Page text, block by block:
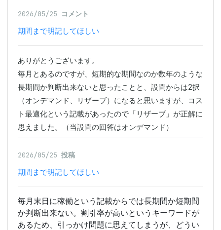
2026/05/25 コメント
期間まで明記してほしい
ありがとうございます。
毎月とあるのですが、短期的な期間なのか数年のような
長期間か判断出来ないと思ったことと、設問からは2択
（オンデマンド、リザーブ）になると思いますが、コス
ト最適化という記載があったので「リザーブ」が正解に
思えました。（当設問の回答はオンデマンド）
2026/05/25 投稿
期間まで明記してほしい
毎月末日に稼働という記載からでは長期間か短期間
か判断出来ない。割引率が高いというキーワードが
あるため、引っかけ問題に思えてしまうが、どうい